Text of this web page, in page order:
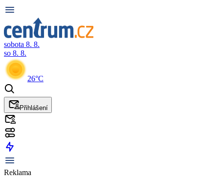
sobota 8. 8.
so 8. 8.
26°C
Přihlášení
Reklama